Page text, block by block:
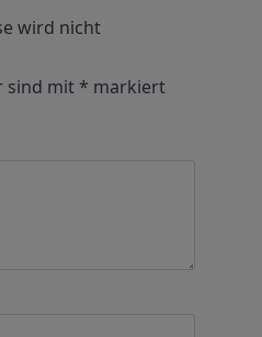
wird nicht
sind mit* markiert